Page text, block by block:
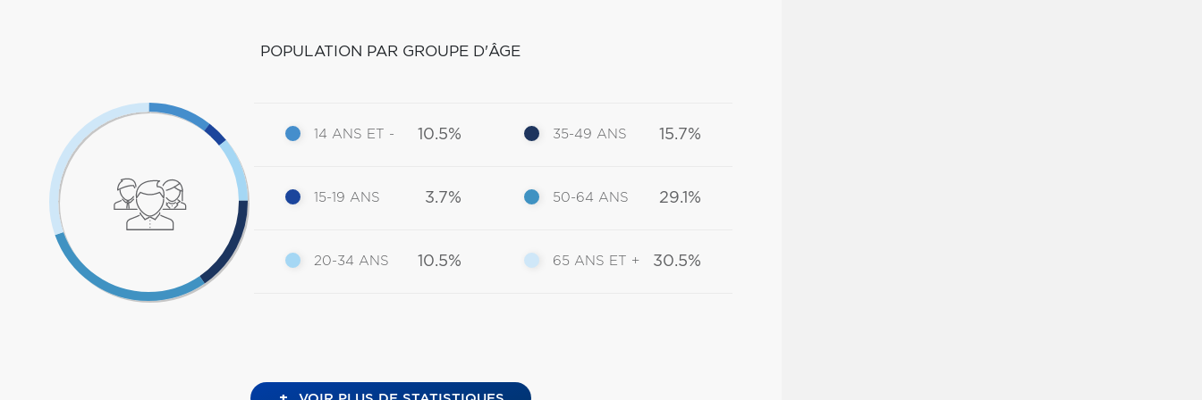
POPULATION PAR GROUPE D'ÂGE
14 ANS ET - 10.5%
15-19 ANS 3.7%
20-34 ANS 10.5%
35-49 ANS 15.7%
50-64 ANS 29.1%
65 ANS ET + 30.5%